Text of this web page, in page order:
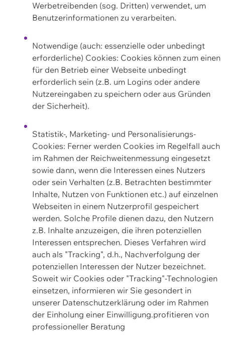
Werbetreibenden (sog. Dritten) verwendet, um
Benutzerinformationen zu verarbeiten.
Notwendige (auch: essenzielle oder unbedingt
erforderliche) Cookies: Cookies können zum einen
für den Betrieb einer Webseite unbedingt
erforderlich sein (z.B. um Logins oder andere
Nutzereingaben zu speichern oder aus Gründen
der Sicherheit).
Statistik-, Marketing- und Personalisierungs-
Cookies: Ferner werden Cookies im Regelfall auch
im Rahmen der Reichweitenmessung eingesetzt
sowie dann, wenn die Interessen eines Nutzers
oder sein Verhalten (z.B. Betrachten bestimmter
Inhalte, Nutzen von Funktionen etc.) auf einzelnen
Webseiten in einem Nutzerprofil gespeichert
werden. Solche Profile dienen dazu, den Nutzern
z.B. Inhalte anzuzeigen, die ihren potenziellen
Interessen entsprechen. Dieses Verfahren wird
auch als "Tracking", d.h., Nachverfolgung der
potenziellen Interessen der Nutzer bezeichnet.
Soweit wir Cookies oder "Tracking"-Technologien
einsetzen, informieren wir Sie gesondert in
unserer Datenschutzerklärung oder im Rahmen
der Einholung einer Einwilligung.profitieren von
professioneller Beratung